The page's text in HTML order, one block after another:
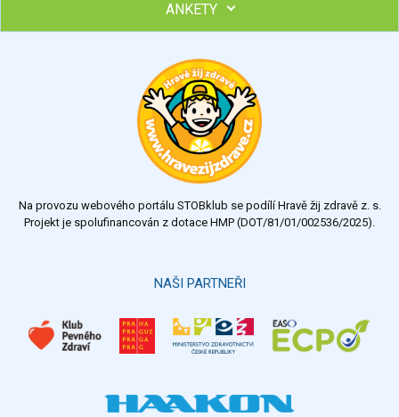
ANKETY
Výsledky Všechny ankety
Na provozu webového portálu STOBklub se podílí Hravě žij zdravě z. s.
Projekt je spolufinancován z dotace HMP (DOT/81/01/002536/2025).
NAŠI PARTNEŘI